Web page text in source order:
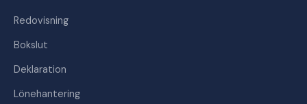
Redovisning
Bokslut
Deklaration
Lönehantering